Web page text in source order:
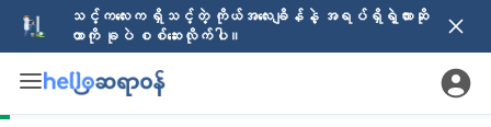
သင့်ကလေးက ရှိသင့်တဲ့ ကိုယ်အလေးချိန်နဲ့ အရပ်ရှိရဲ့လားဆို
တာကို ခုပဲ စစ်ဆေးလိုက်ပါ။